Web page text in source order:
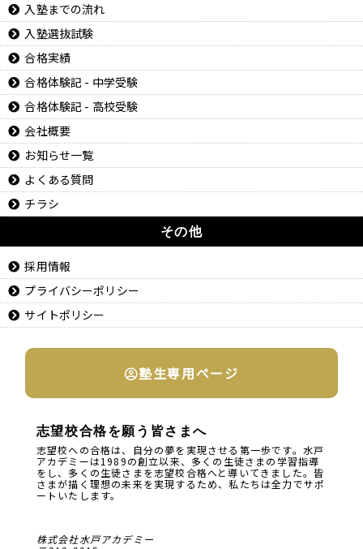
入塾までの流れ
入塾選抜試験
合格実績
合格体験記 - 中学受験
合格体験記 - 高校受験
会社概要
お知らせ一覧
よくある質問
チラシ
その他
採用情報
プライバシーポリシー
サイトポリシー
塾生専用ページ
志望校合格を願う皆さまへ
志望校への合格は、自分の夢を実現させる第一歩です。水戸
アカデミーは1989の創立以来、多くの生徒さまの学習指導
をし、多くの生徒さまを志望校合格へと導いてきました。皆
さまが描く理想の未来を実現するため、私たちは全力でサポ
ートいたします。
株式会社水戸アカデミー